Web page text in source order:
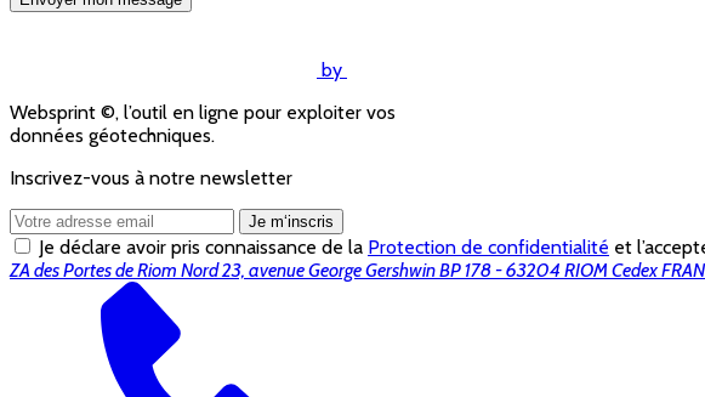
by
Websprint ©, l’outil en ligne pour exploiter vos
données géotechniques.
Inscrivez-vous à notre newsletter
Je m‘inscris
Je déclare avoir pris connaissance de la Protection de confidentialité et
ZA des Portes de Riom Nord 23, avenue George Gershwin BP 178 - 63204 RIOM Cedex